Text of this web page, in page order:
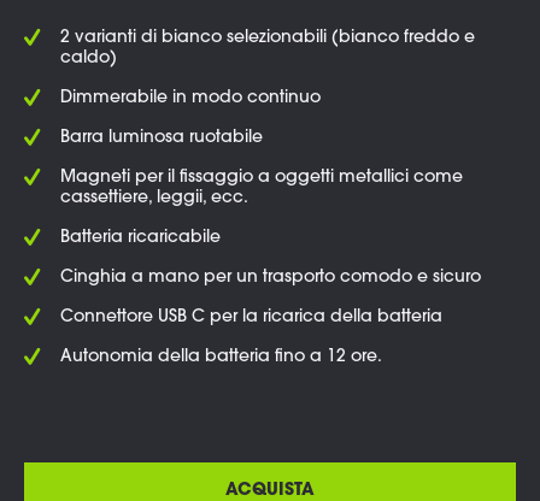
2 varianti di bianco selezionabili (bianco freddo e
caldo)
Dimmerabile in modo continuo
Barra luminosa ruotabile
Magneti per il fissaggio a oggetti metallici come
cassettiere, leggii, ecc.
Batteria ricaricabile
Cinghia a mano per un trasporto comodo e sicuro
Connettore USB C per la ricarica della batteria
Autonomia della batteria fino a 12 ore.
ACQUISTA